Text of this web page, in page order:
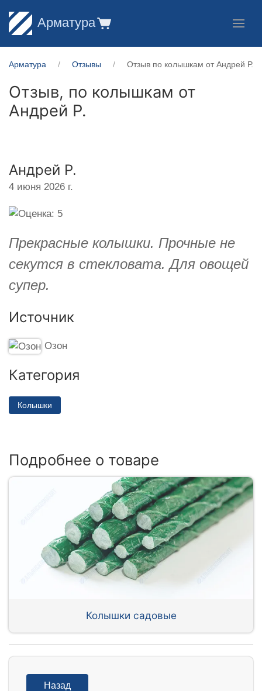
Арматура
Арматура Отзывы Отзыв по колышкам от Андрей Р.
Отзыв, по колышкам от
Андрей Р.
Андрей Р.
4 июня 2026 г.
Прекрасные колышки. Прочные не
секутся в стекловата. Для овощей
супер.
Источник
Озон
Категория
Колышки
Подробнее о товаре
Колышки садовые
Назад